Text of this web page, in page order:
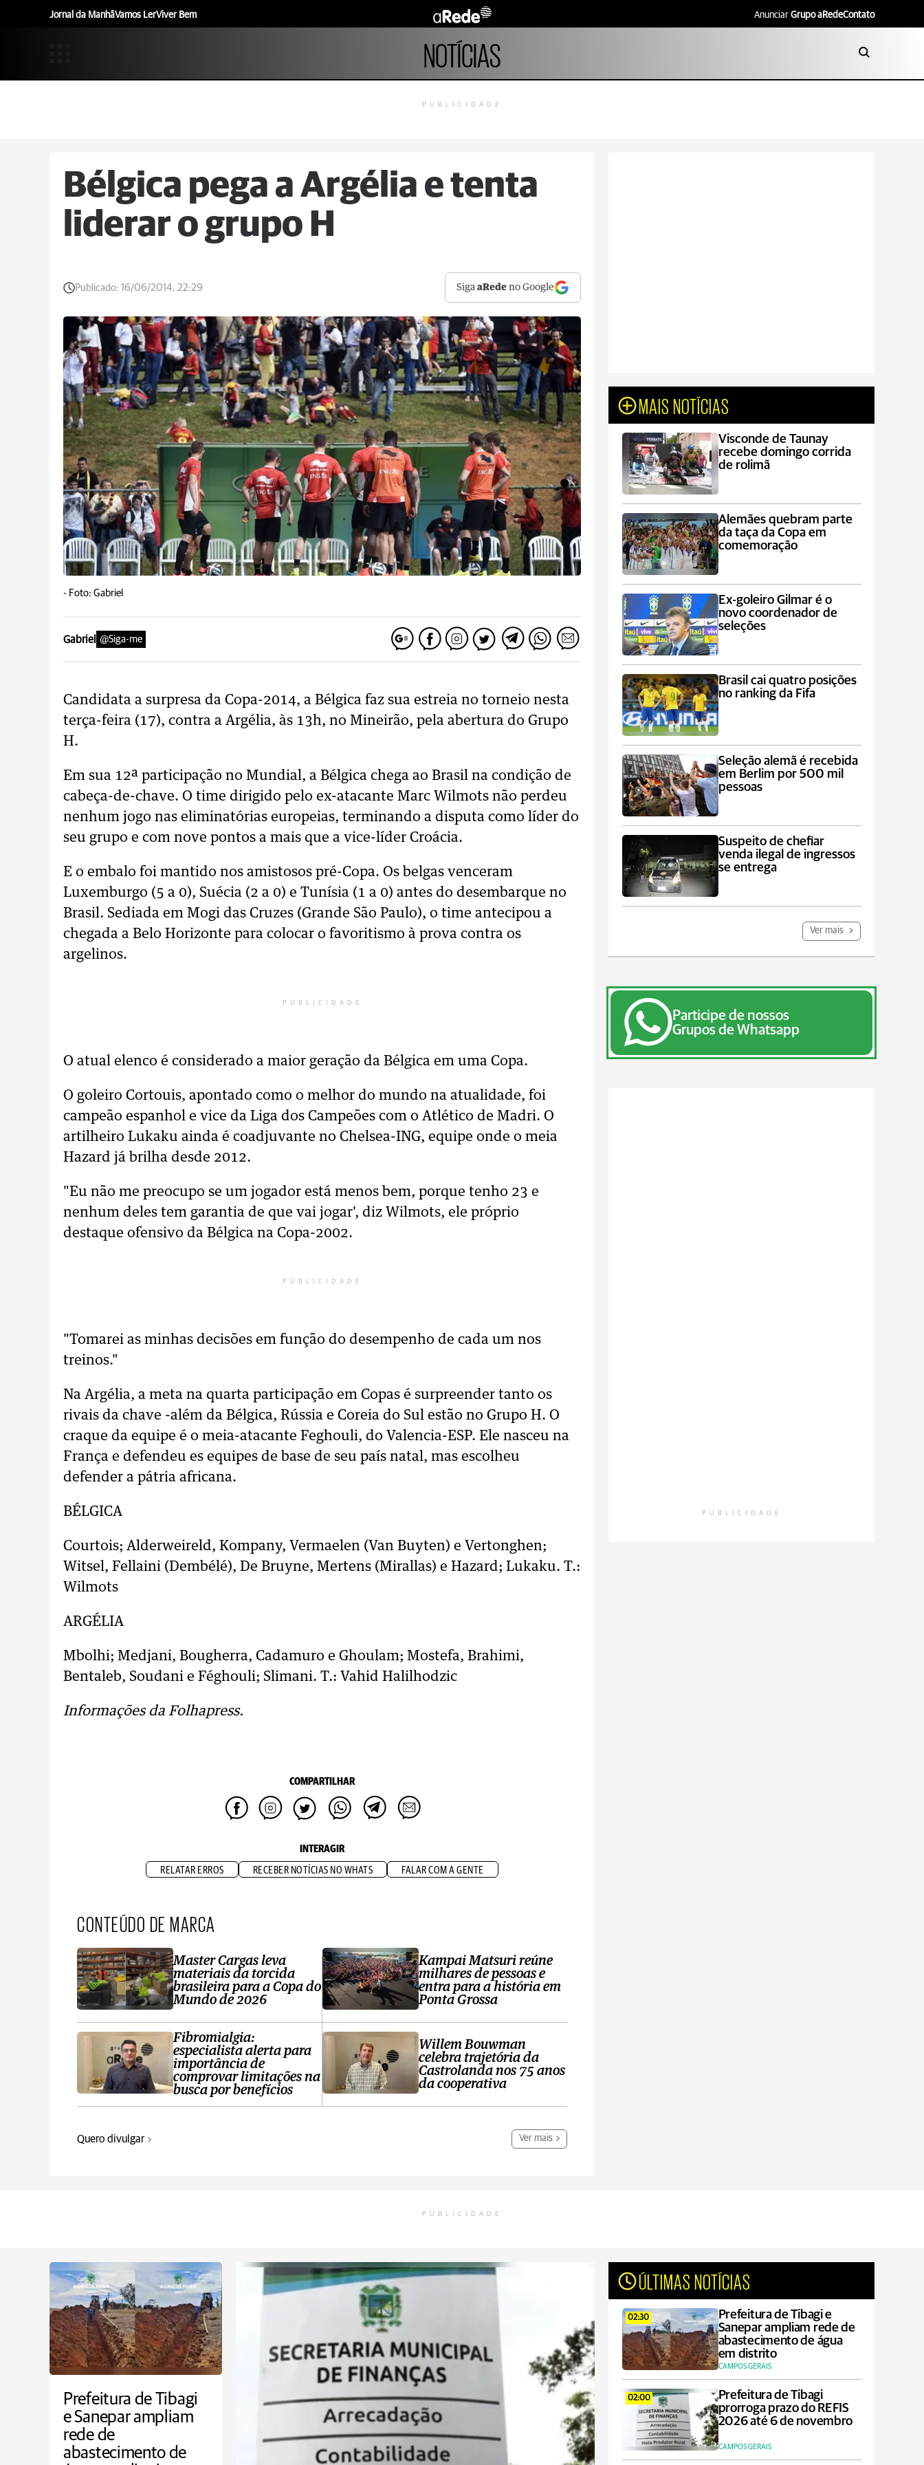
Jornal da ManhãVamos LerViver Bem Anunciar Grupo aRedeContato
NOTÍCIAS
PUBLICIDADE
Bélgica pega a Argélia e tenta
liderar o grupo H
Publicado: 16/06/2014, 22:29 SigaaRede no Google
- Foto: Gabriel
Gabriel @Siga-me
Candidata a surpresa da Copa-2014, a Bélgica faz sua estreia no torneio nesta
terça-feira (17), contra a Argélia, às 13h, no Mineirão, pela abertura do Grupo
H.
Em sua 12ª participação no Mundial, a Bélgica chega ao Brasil na condição de
cabeça-de-chave. O time dirigido pelo ex-atacante Marc Wilmots não perdeu
nenhum jogo nas eliminatórias europeias, terminando a disputa como líder do
seu grupo e com nove pontos a mais que a vice-líder Croácia.
E o embalo foi mantido nos amistosos pré-Copa. Os belgas venceram
Luxemburgo (5 a 0), Suécia (2 a 0) e Tunísia (1 a 0) antes do desembarque no
Brasil. Sediada em Mogi das Cruzes (Grande São Paulo), o time antecipou a
chegada a Belo Horizonte para colocar o favoritismo à prova contra os
argelinos.
PUBLICIDADE
O atual elenco é considerado a maior geração da Bélgica em uma Copa.
O goleiro Cortouis, apontado como o melhor do mundo na atualidade, foi
campeão espanhol e vice da Liga dos Campeões com o Atlético de Madri. O
artilheiro Lukaku ainda é coadjuvante no Chelsea-ING, equipe onde o meia
Hazard já brilha desde 2012.
"Eu não me preocupo se um jogador está menos bem, porque tenho 23 e
nenhum deles tem garantia de que vai jogar', diz Wilmots, ele próprio
destaque ofensivo da Bélgica na Copa-2002.
PUBLICIDADE
"Tomarei as minhas decisões em função do desempenho de cada um nos
treinos."
Na Argélia, a meta na quarta participação em Copas é surpreender tanto os
rivais da chave -além da Bélgica, Rússia e Coreia do Sul estão no Grupo H. O
craque da equipe é o meia-atacante Feghouli, do Valencia-ESP. Ele nasceu na
França e defendeu es equipes de base de seu país natal, mas escolheu
defender a pátria africana.
BÉLGICA
Courtois; Alderweireld, Kompany, Vermaelen (Van Buyten) e Vertonghen;
Witsel, Fellaini (Dembélé), De Bruyne, Mertens (Mirallas) e Hazard; Lukaku. T.:
Wilmots
ARGÉLIA
Mbolhi; Medjani, Bougherra, Cadamuro e Ghoulam; Mostefa, Brahimi,
Bentaleb, Soudani e Féghouli; Slimani. T.: Vahid Halilhodzic
Informações da Folhapress.
COMPARTILHAR
INTERAGIR
RELATAR ERROS RECEBER NOTÍCIAS NO WHATS FALAR COM A GENTE
CONTEÚDO DE MARCA
Master Cargas leva
materiais da torcida
brasileira para a Copa do
Mundo de 2026
Fibromialgia:
especialista alerta para
importância de
comprovar limitações na
busca por benefícios
Kampai Matsuri reúne
milhares de pessoas e
entra para a história em
Ponta Grossa
Willem Bouwman
celebra trajetória da
Castrolanda nos 75 anos
da cooperativa
Quero divulgar Ver mais
MAIS NOTÍCIAS
Visconde de Taunay
recebe domingo corrida
de rolimã
Alemães quebram parte
da taça da Copa em
comemoração
Ex-goleiro Gilmar é o
novo coordenador de
seleções
Brasil cai quatro posições
no ranking da Fifa
Seleção alemã é recebida
em Berlim por 500 mil
pessoas
Suspeito de chefiar
venda ilegal de ingressos
se entrega
Ver mais
Participe de nossos
Grupos de Whatsapp
PUBLICIDADE
PUBLICIDADE
Prefeitura de Tibagi
e Sanepar ampliam
rede de
abastecimento de
ÚLTIMAS NOTÍCIAS
02:30
Prefeitura de Tibagi e
Sanepar ampliam rede de
abastecimento de água
em distrito
CAMPOS GERAIS
02:00
Prefeitura de Tibagi
prorroga prazo do REFIS
2026 até 6 de novembro
CAMPOS GERAIS